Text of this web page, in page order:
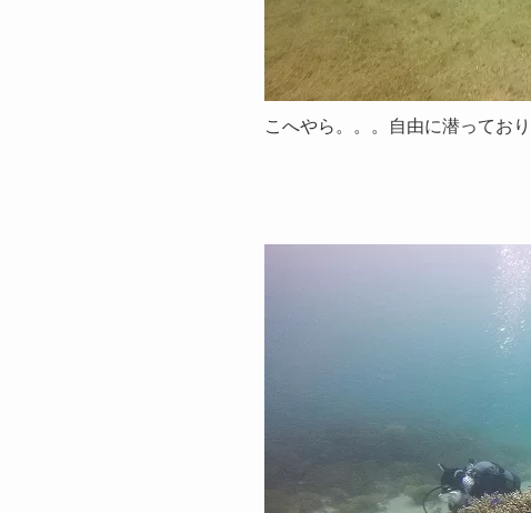
こへやら。。。自由に潜ってお